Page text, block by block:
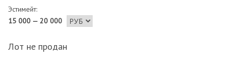
Эстимейт:
15 000 — 20 000
Лот не продан